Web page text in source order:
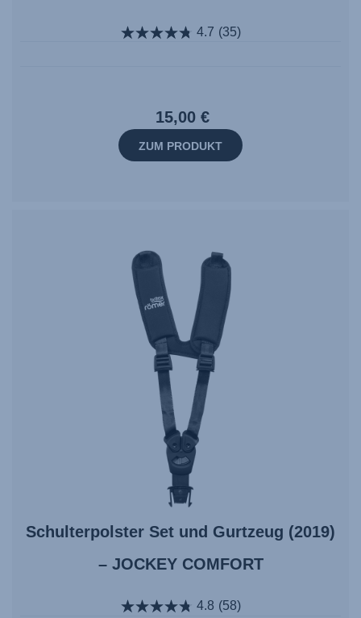
4.7 (35)
15,00 €
ZUM PRODUKT
Schulterpolster Set und Gurtzeug (2019)
– JOCKEY COMFORT
4.8 (58)